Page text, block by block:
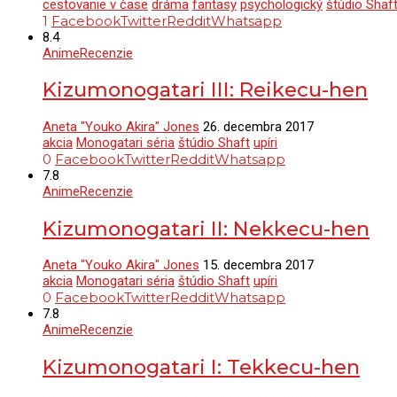
cestovanie v čase dráma fantasy psychologický štúdio Shaft
1 FacebookTwitterRedditWhatsapp
8.4
AnimeRecenzie
Kizumonogatari III: Reikecu-hen
Aneta "Youko Akira" Jones 26. decembra 2017
akcia Monogatari séria štúdio Shaft upíri
0 FacebookTwitterRedditWhatsapp
7.8
AnimeRecenzie
Kizumonogatari II: Nekkecu-hen
Aneta "Youko Akira" Jones 15. decembra 2017
akcia Monogatari séria štúdio Shaft upíri
0 FacebookTwitterRedditWhatsapp
7.8
AnimeRecenzie
Kizumonogatari I: Tekkecu-hen